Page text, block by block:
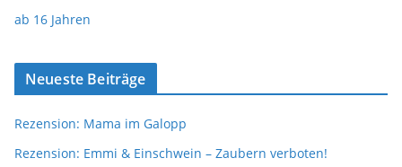
ab 16 Jahren
Neueste Beiträge
Rezension: Mama im Galopp
Rezension: Emmi & Einschwein – Zaubern verboten!